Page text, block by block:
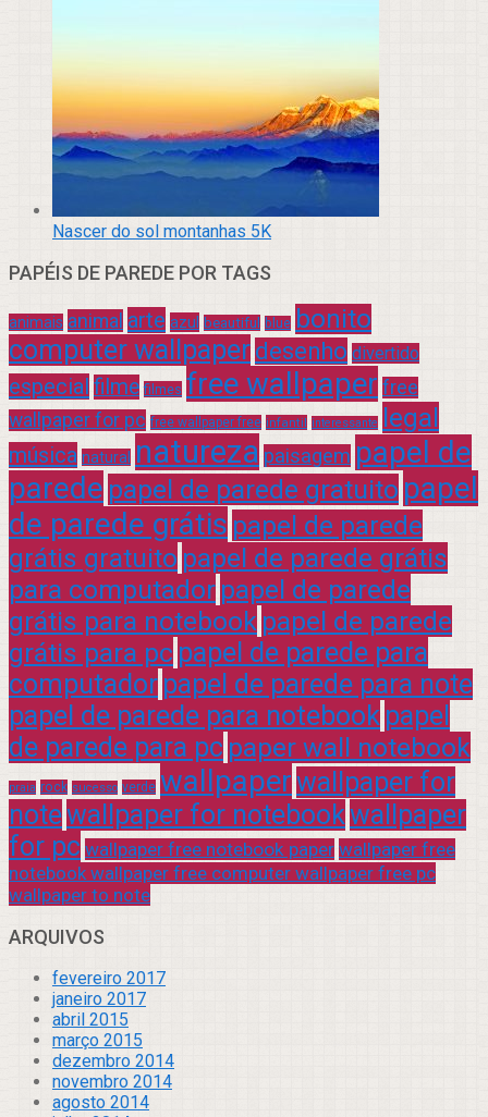
Nascer do sol montanhas 5K
PAPÉIS DE PAREDE POR TAGS
animais animal arte azul beautiful blue bonito
computer wallpaper desenho divertido
especial filme filmes free wallpaper free
wallpaper for pc free wallpaper free infantil interessante legal
música natural natureza paisagem papel de
parede papel de parede gratuito papel
de parede grátis papel de parede
grátis gratuito papel de parede grátis
para computador papel de parede
grátis para notebook papel de parede
grátis para pc papel de parede para
computador papel de parede para note
papel de parede para notebook papel
de parede para pc paper wall notebook
praia rock sucesso verde wallpaperwallpaper for
notewallpaper for notebookwallpaper
for pc wallpaper free notebook paper wallpaper free
notebook wallpaper free computer wallpaper free pc
wallpaper to note
ARQUIVOS
fevereiro 2017
janeiro 2017
abril 2015
março 2015
dezembro 2014
novembro 2014
agosto 2014